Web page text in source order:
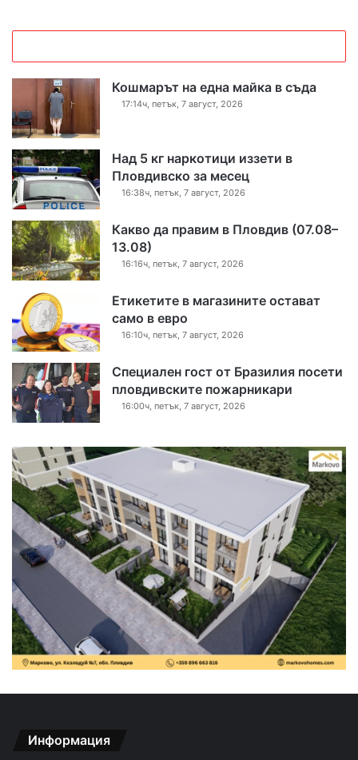
Кошмарът на една майка в съда
17:14ч, петък, 7 август, 2026
Над 5 кг наркотици иззети в
Пловдивско за месец
16:38ч, петък, 7 август, 2026
Какво да правим в Пловдив (07.08–
13.08)
16:16ч, петък, 7 август, 2026
Етикетите в магазините остават
само в евро
16:10ч, петък, 7 август, 2026
Специален гост от Бразилия посети
пловдивските пожарникари
16:00ч, петък, 7 август, 2026
Информация